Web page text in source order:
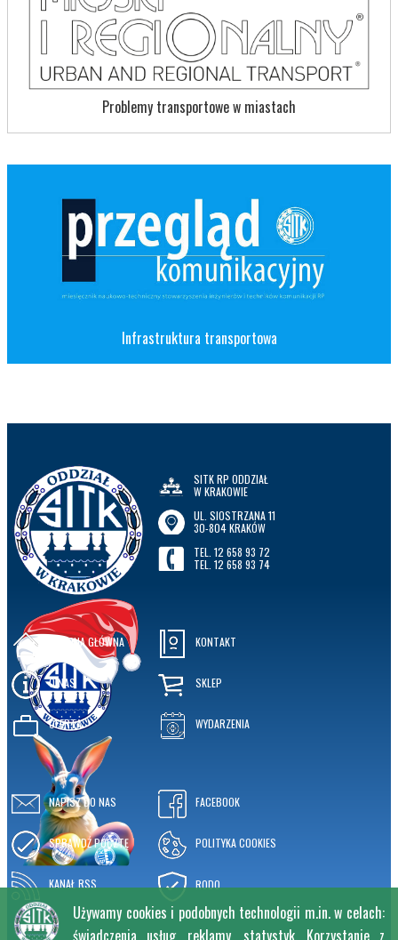
Problemy transportowe w miastach
Infrastruktura transportowa
SITK RP ODDZIAŁ
W KRAKOWIE
UL. SIOSTRZANA 11
30-804 KRAKÓW
TEL. 12 658 93 72
TEL. 12 658 93 74
STRONA GŁÓWNA
O NAS
OFERTA
KONTAKT
SKLEP
WYDARZENIA
NAPISZ DO NAS
SPRAWDŹ POCZTĘ
KANAŁ RSS
FACEBOOK
POLITYKA COOKIES
RODO
Używamy cookies i podobnych technologii m.in. w celach:
świadczenia usług, reklamy, statystyk. Korzystanie z